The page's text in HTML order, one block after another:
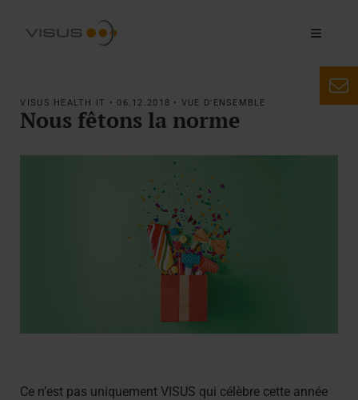
VISUS HEALTH IT • 06.12.2018 • VUE D'ENSEMBLE
Nous fêtons la norme
Ce n’est pas uniquement VISUS qui célèbre cette année